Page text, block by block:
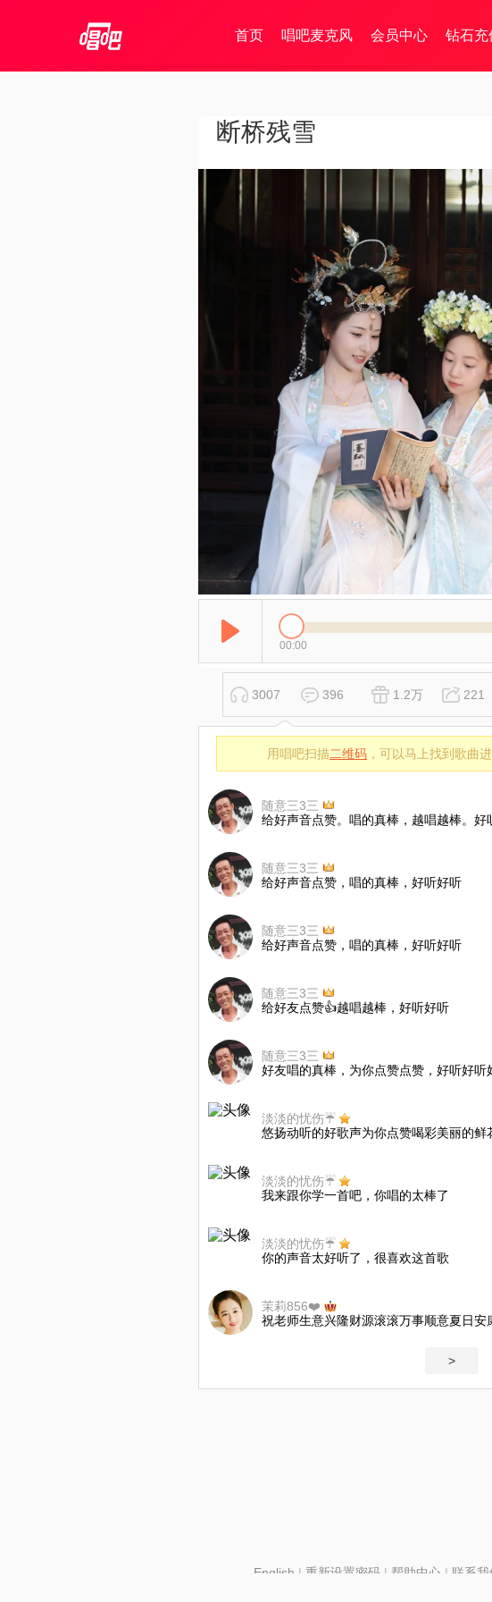
首页 唱吧麦克风 会员中心 钻石充
断桥残雪
00:00
3007 396 1.2万 221
用唱吧扫描二维码 ，可以马上找到歌曲
随意三3三
给好声音点赞。唱的真棒，越唱越棒。好
随意三3三
给好声音点赞，唱的真棒，好听好听
随意三3三
给好声音点赞，唱的真棒，好听好听
随意三3三
给好友点赞👍越唱越棒，好听好听
随意三3三
好友唱的真棒，为你点赞点赞，好听好听
淡淡的忧伤☔️
悠扬动听的好歌声为你点赞喝彩美丽的鲜
淡淡的忧伤☔️
我来跟你学一首吧，你唱的太棒了
淡淡的忧伤☔️
你的声音太好听了，很喜欢这首歌
茉莉856❤️
祝老师生意兴隆财源滚滚万事顺意夏日安
>
English | 重新设置密码| 帮助中心 | 联系我